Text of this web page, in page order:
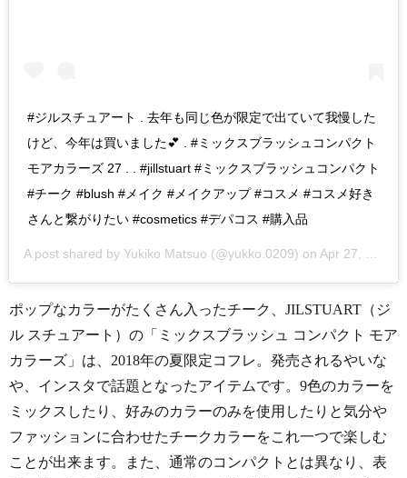
#ジルスチュアート . 去年も同じ色が限定で出ていて我慢した
けど、今年は買いました💕 . #ミックスブラッシュコンパクト
モアカラーズ 27 . . #jillstuart #ミックスブラッシュコンパクト
#チーク #blush #メイク #メイクアップ #コスメ #コスメ好き
さんと繋がりたい #cosmetics #デパコス #購入品
A post shared by Yukiko Matsuo (@yukko.0209) on Apr 27, 2018 at 3:15pm PDT
ポップなカラーがたくさん入ったチーク、JILSTUART（ジ
ル スチュアート）の「ミックスブラッシュ コンパクト モア
カラーズ」は、2018年の夏限定コフレ。発売されるやいな
や、インスタで話題となったアイテムです。9色のカラーを
ミックスしたり、好みのカラーのみを使用したりと気分や
ファッションに合わせたチークカラーをこれ一つで楽しむ
ことが出来ます。また、通常のコンパクトとは異なり、表